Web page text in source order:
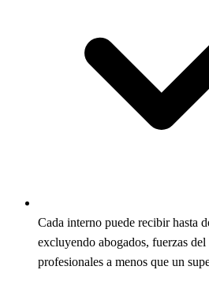
Cada interno puede recibir hasta
excluyendo abogados, fuerzas
profesionales a menos que un